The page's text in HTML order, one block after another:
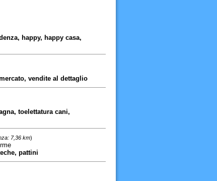
happy, happy casa,
vendite al dettaglio
toelettatura cani,
7,36 km)
pattini